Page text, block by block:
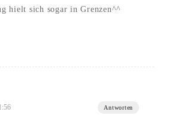
hielt sich sogar in Grenzen^^
Antworten